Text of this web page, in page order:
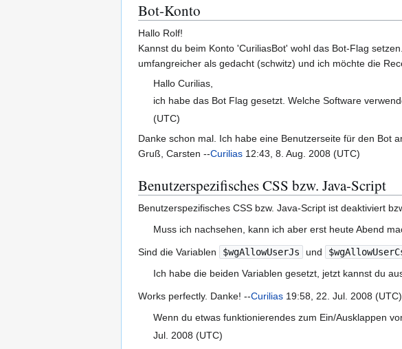
Bot-Konto
Hallo Rolf!
Kannst du beim Konto 'CuriliasBot' wohl das Bot-Flag
umfangreicher als gedacht (schwitz) und ich möchte die
Hallo Curilias,
ich habe das Bot Flag gesetzt. Welche Software
(UTC)
Danke schon mal. Ich habe eine Benutzerseite für den Bot
Gruß, Carsten --Curilias 12:43, 8. Aug. 2008 (UTC)
Benutzerspezifisches CSS bzw. Java-Script
Benutzerspezifisches CSS bzw. Java-Script ist deaktiviert
Muss ich nachsehen, kann ich aber erst heute Abend
Sind die Variablen $wgAllowUserJs und
Ich habe die beiden Variablen gesetzt, jetzt kannst du
Works perfectly. Danke! --Curilias 19:58, 22. Jul. 2008 (UTC)
Wenn du etwas funktionierendes zum Ein/Ausklappen
Jul. 2008 (UTC)